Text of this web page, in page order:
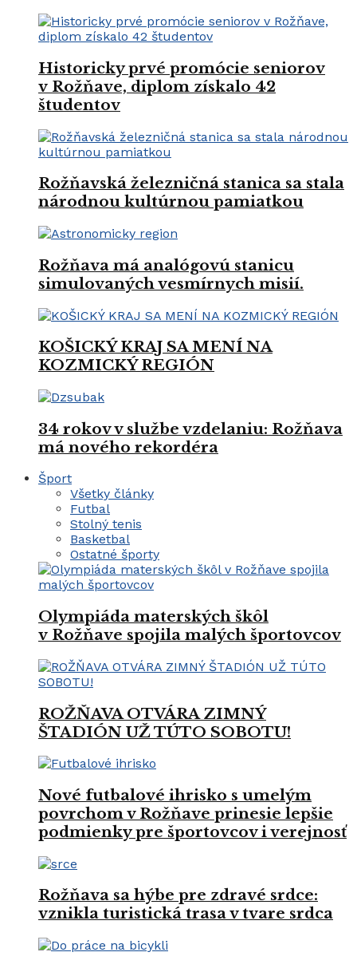
Historicky prvé promócie seniorov
v Rožňave, diplom získalo 42
študentov
Rožňavská železničná stanica sa stala
národnou kultúrnou pamiatkou
Rožňava má analógovú stanicu
simulovaných vesmírnych misií.
KOŠICKÝ KRAJ SA MENÍ NA
KOZMICKÝ REGIÓN
34 rokov v službe vzdelaniu: Rožňava
má nového rekordéra
Šport
Všetky články
Futbal
Stolný tenis
Basketbal
Ostatné športy
Olympiáda materských škôl
v Rožňave spojila malých športovcov
ROŽŇAVA OTVÁRA ZIMNÝ
ŠTADIÓN UŽ TÚTO SOBOTU!
Nové futbalové ihrisko s umelým
povrchom v Rožňave prinesie lepšie
podmienky pre športovcov i verejnosť
Rožňava sa hýbe pre zdravé srdce:
vznikla turistická trasa v tvare srdca